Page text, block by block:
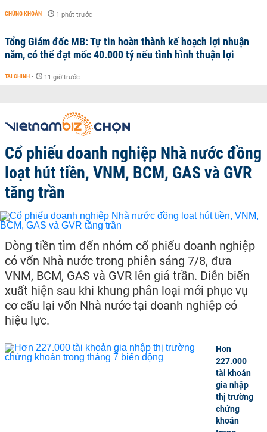
CHỨNG KHOÁN - 1 phút trước
Tổng Giám đốc MB: Tự tin hoàn thành kế hoạch lợi nhuận
năm, có thể đạt mốc 40.000 tỷ nếu tình hình thuận lợi
TÀI CHÍNH - 11 giờ trước
Cổ phiếu doanh nghiệp Nhà nước đồng
loạt hút tiền, VNM, BCM, GAS và GVR
tăng trần
Dòng tiền tìm đến nhóm cổ phiếu doanh nghiệp
có vốn Nhà nước trong phiên sáng 7/8, đưa
VNM, BCM, GAS và GVR lên giá trần. Diễn biến
xuất hiện sau khi khung phân loại mới phục vụ
cơ cấu lại vốn Nhà nước tại doanh nghiệp có
hiệu lực.
Hơn
227.000
tài khoản
gia nhập
thị trường
chứng
khoán